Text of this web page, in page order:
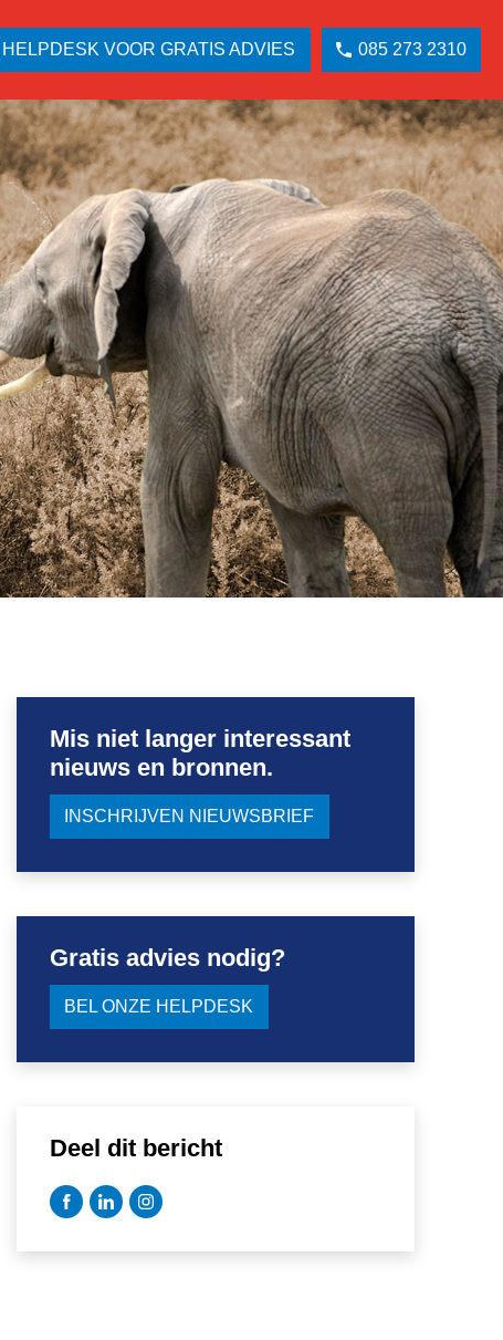
HELPDESK VOOR GRATIS ADVIES 085 273 2310
Mis niet langer interessant
nieuws en bronnen.
INSCHRIJVEN NIEUWSBRIEF
Gratis advies nodig?
BEL ONZE HELPDESK
Deel dit bericht